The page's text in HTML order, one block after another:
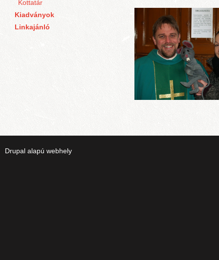
Kottatár
Kiadványok
Linkajánló
Drupal alapú webhely